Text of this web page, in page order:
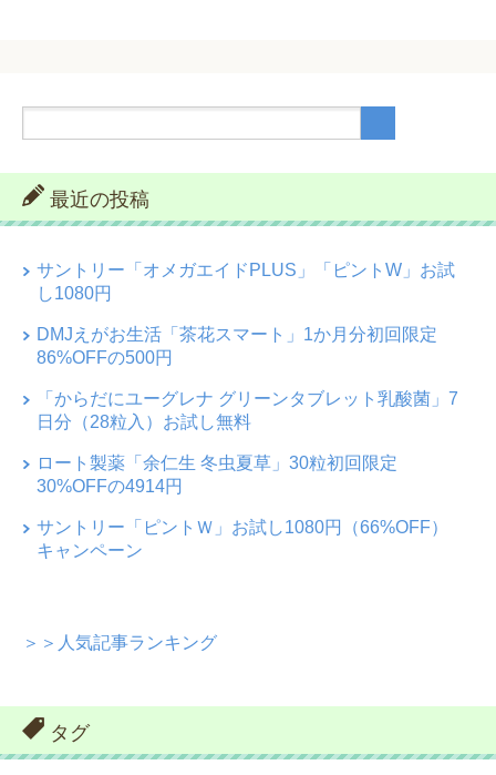
最近の投稿
サントリー「オメガエイドPLUS」「ピントW」お試
し1080円
DMJえがお生活「茶花スマート」1か月分初回限定
86%OFFの500円
「からだにユーグレナ グリーンタブレット乳酸菌」7
日分（28粒入）お試し無料
ロート製薬「余仁生 冬虫夏草」30粒初回限定
30%OFFの4914円
サントリー「ピントＷ」お試し1080円（66%OFF）
キャンペーン
＞＞人気記事ランキング
タグ